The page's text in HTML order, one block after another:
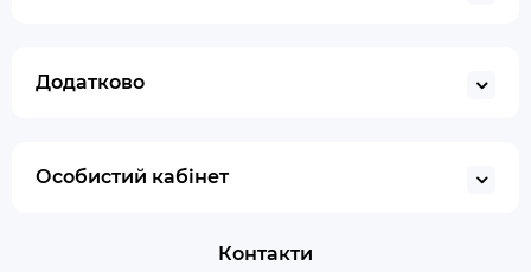
Додатково
Особистий кабінет
Контакти